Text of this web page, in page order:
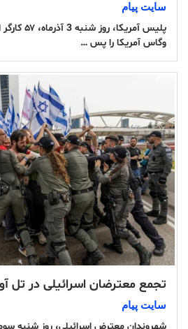
سایت پیام
پلیس
وگاس آمریکا را پس …
تجمع معترضان اسرائیلی در تل
سایت پیام